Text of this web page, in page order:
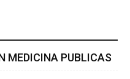
MEDICINA PUBLICAS